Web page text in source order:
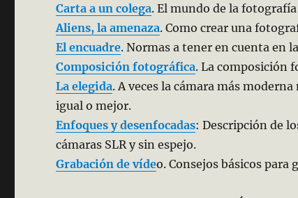
Carta a un colega. El mundo de la
Aliens, la amenaza. Como crear una
El encuadre. Normas a tener en cuenta en
Composición fotográfica. La composición
La elegida. A veces la cámara más
igual o mejor.
Enfoques y desenfocadas: Descripción de
cámaras SLR y sin espejo.
Grabación de vídeo. Consejos básicos para